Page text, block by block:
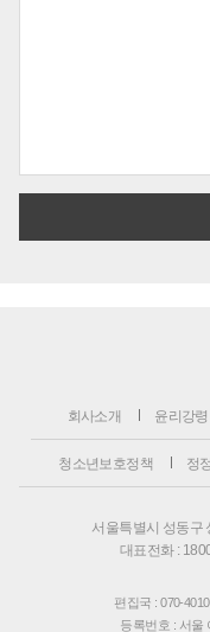
회사소개 윤리강령
청소년보호정책 정
서울특별시 성동구
대표전화 :
편집국 : 070-
등록번호 : 서울